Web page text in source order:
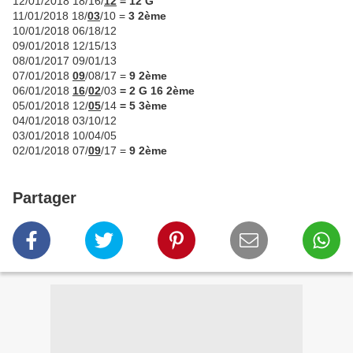
11/01/2018 18/03/10 = 3 2ème
10/01/2018 06/18/12
09/01/2018 12/15/13
08/01/2017 09/01/13
07/01/2018 09/08/17 = 9 2ème
06/01/2018 16/02/03 = 2 G 16 2ème
05/01/2018 12/05/14 = 5 3ème
04/01/2018 03/10/12
03/01/2018 10/04/05
02/01/2018 07/09/17 = 9 2ème
Partager